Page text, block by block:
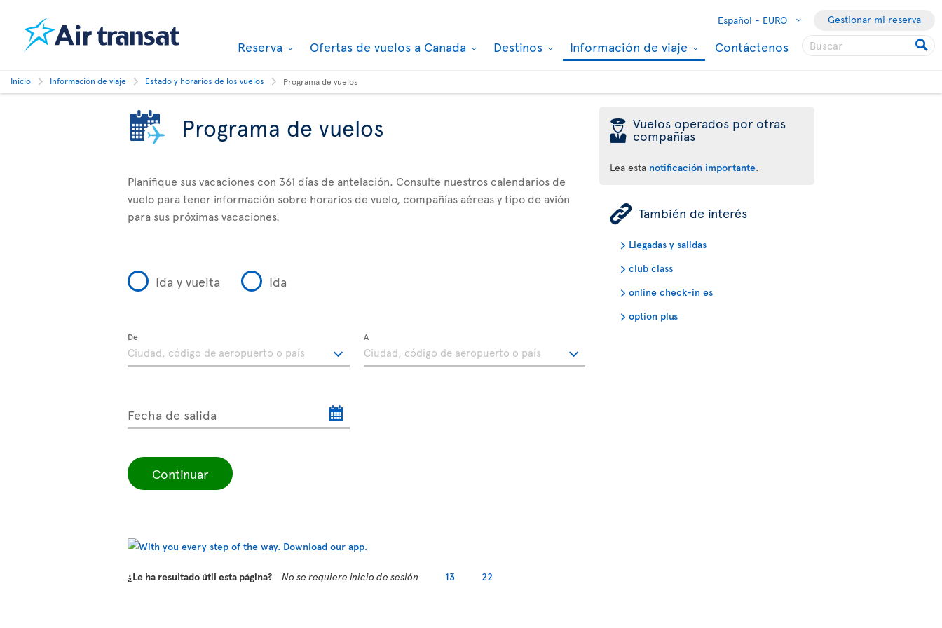
Español - EURO Gestionar mi reserva
Reserva Ofertas de vuelos a Canada Destinos Información de viaje Contáctenos
Inicio Información de viaje Estado y horarios de los vuelos Programa de vuelos
Programa de vuelos
Planifique sus vacaciones con 361 días de antelación. Consulte nuestros calendarios de
vuelo para tener información sobre horarios de vuelo, compañías aéreas y tipo de avión
para sus próximas vacaciones.
Ida y vuelta Ida
De A
Fecha de salida
Continuar
þ Vuelos operados por otras
compañías
Lea esta notificación importante.
ÿ También de interés
Llegadas y salidas
club class
online check-in es
option plus
¿Le ha resultado útil esta página? No se requiere inicio de sesión 13 22